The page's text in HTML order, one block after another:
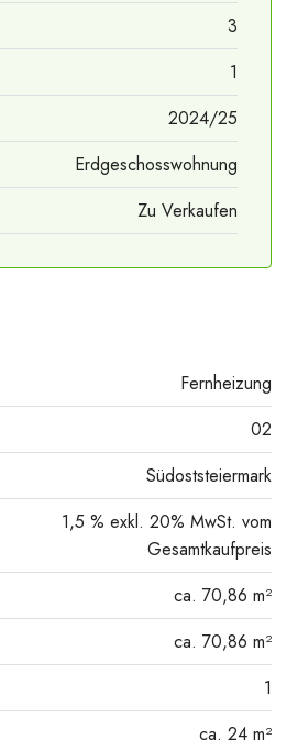
3
1
2024/25
Erdgeschosswohnung
Zu Verkaufen
Fernheizung
02
Südoststeiermark
1,5 % exkl. 20% MwSt. vom
Gesamtkaufpreis
ca. 70,86 m²
ca. 70,86 m²
1
ca. 24 m²